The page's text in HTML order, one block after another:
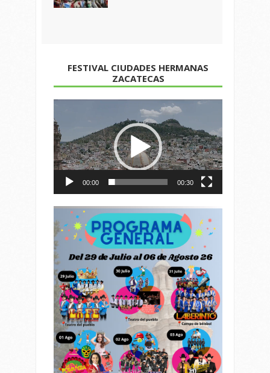
FESTIVAL CIUDADES HERMANAS
ZACATECAS
de
vídeo
00:00 00:30